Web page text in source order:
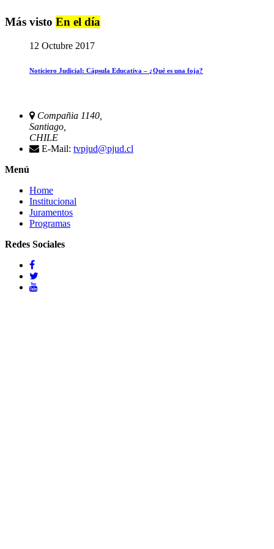
Más visto En el día
12 Octubre 2017
Noticiero Judicial: Cápsula Educativa – ¿Qué es una foja?
Compañia 1140,
Santiago,
CHILE
E-Mail: tvpjud@pjud.cl
Menú
Home
Institucional
Juramentos
Programas
Redes Sociales